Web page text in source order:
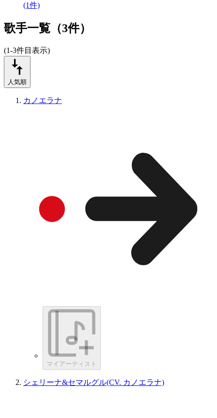
(1件)
歌手一覧（3件）
(1-3件目表示)
人気順
カノエラナ
マイアーティスト
シェリーナ&セマルグル(CV. カノエラナ)